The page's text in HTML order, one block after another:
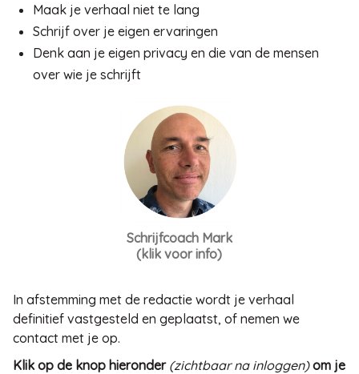
Maak je verhaal niet te lang
Schrijf over je eigen ervaringen
Denk aan je eigen privacy en die van de mensen
over wie je schrijft
Schrijfcoach Mark
(klik voor info)
In afstemming met de redactie wordt je verhaal
definitief vastgesteld en geplaatst, of nemen we
contact met je op.
Klik op de knop hieronder (zichtbaar na inloggen) om je